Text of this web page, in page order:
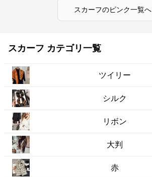
スカーフのピンク一覧へ
スカーフ カテゴリ一覧
ツイリー
シルク
リボン
大判
赤